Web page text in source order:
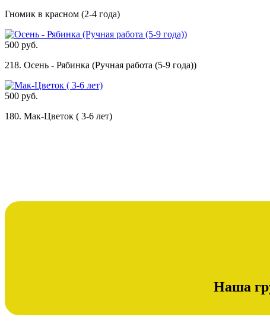
Гномик в красном (2-4 года)
500 руб.
218. Осень - Рябинка (Ручная работа (5-9 года))
500 руб.
180. Мак-Цветок ( 3-6 лет)
Наша